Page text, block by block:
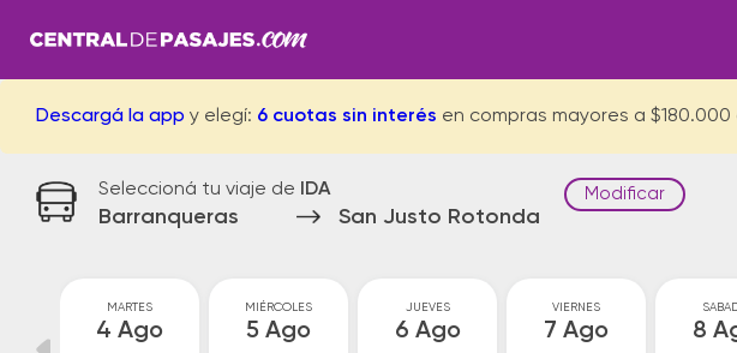
Descargá la app y elegí: 6 cuotas sin interés en compras mayores a $180.000
Seleccioná tu viaje de IDA
Barranqueras San Justo Rotonda
Modificar
MARTES
4 Ago
MIÉRCOLES
5 Ago
JUEVES
6 Ago
VIERNES
7 Ago 8